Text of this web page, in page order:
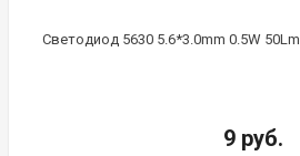
Светодиод 5630 5.6*3.0mm 0.5W 50Lm
9 руб.